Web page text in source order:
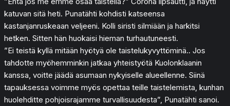
katuvan sitä heti. Punatähti kohdisti katseensa
kastanjanruskeaan veljeeni. Kolli siristi silmiään ja harkitsi
hetken. Sitten hän huokaisi hieman turhautuneesti.
”Ei teistä kyllä mitään hyötyä ole taistelukyvyttöminä.. Jos
tahdotte myöhemminkin jatkaa yhteistyötä Kuolonklaanin
kanssa, voitte jäädä asumaan nykyiselle alueellenne. Siinä
tapauksessa voimme myös opettaa teille taistelemista, kunhan
huolehditte pohjoisrajamme turvallisuudesta”, Punatähti sanoi.